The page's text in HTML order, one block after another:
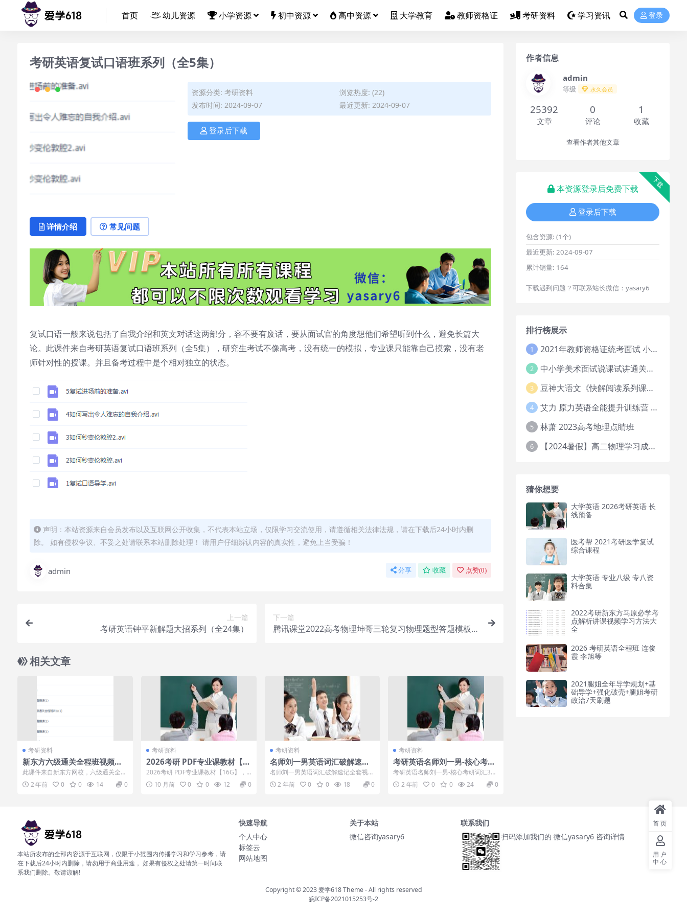
首页 幼儿资源 小学资源 初中资源 高中资源 大学教育 教师资格证 考研资料 学习资讯 登录
考研英语复试口语班系列（全5集）
资源分类: 考研资料
浏览热度: (22)
发布时间: 2024-09-07
最近更新: 2024-09-07
登录后下载
详情介绍 常见问题
复试口语一般来说包括了自我介绍和英文对话这两部分，容不要有废话，要从面试官的角度想他们希望听到什么，避免长篇大
论。此课件来自考研英语复试口语班系列（全5集），研究生考试不像高考，没有统一的模拟，专业课只能靠自己摸索，没有老
师针对性的授课。并且备考过程中是个相对独立的状态。
声明：本站资源来自会员发布以及互联网公开收集，不代表本站立场，仅限学习交流使用，请遵循相关法律法规，请在下载后24小时内删
除。 如有侵权争议、不妥之处请联系本站删除处理！ 请用户仔细辨认内容的真实性，避免上当受骗！
admin 分享 收藏 点赞(0)
上一篇
考研英语钟平新解题大招系列（全24集）
下一篇
腾讯课堂2022高考物理坤哥三轮复习物理题型答题模板直
相关文章
考研资料
新东方六级通关全程班视频课
程
此课件来自新东方网校，六级通关全程
班视频课程。此课件帮助考生掌握六级
英语考试各题...
2 年前 0 0 14 0
考研资料
2026考研 PDF专业课教材【1
6G】
2026考研 PDF专业课教材【16G】，2
026考研 PDF专业课教材【16G...
10 月前 0 0 12 0
考研资料
名师刘一男英语词汇破解速记
全套视频讲解
名师刘一男英语词汇破解速记全套视频
讲解目录：001—20考研英语基础班词
汇速记（...
2 年前 0 0 18 0
考研资料
考研英语名师刘一男-核心考研
词汇3780＋讲义
考研英语名师刘一男-核心考研词汇378
0＋讲义目录：├─01.21考研英语核心
词...2 年前 0 0 24 0
作者信息
admin
等级 永久会员
25392
文章
0
评论
1
收藏
查看作者其他文章
下载
本资源登录后免费下载
登录后下载
包含资源: (1个)
最近更新: 2024-09-07
累计销量: 164
下载遇到问题？可联系站长微信：yasary6
排行榜展示
1 2021年教师资格证统考面试 小学教资资料试讲+答辩
2 中小学美术面试说课试讲通关班14讲（辅助资料第一套）
3 豆神大语文《快解阅读系列课教程完整》
4 艾力 原力英语全能提升训练营 151G网课大合集
5 林萧 2023高考地理点睛班
6 【2024暑假】高二物理学习成长与规划系统1期
猜你想要
大学英语 2026考研英语 长
线预备
医考帮 2021考研医学复试
综合课程
大学英语 专业八级 专八资
料合集
2022考研新东方马原必学考
点解析讲课视频学习方法大
全
2026 考研英语全程班 连俊
霞 李旭等
2021腿姐全年导学规划+基
础导学+强化破壳+腿姐考研
政治7天刷题
本站所发布的全部内容源于互联网，仅限于小范围内传播学习和学习参考，请
在下载后24小时内删除，请勿用于商业用途， 如果有侵权之处请第一时间联
系我们删除。敬请谅解!
快速导航
个人中心
标签云
网站地图
关于本站
微信咨询yasary6
联系我们
扫码添加我们的 微信yasary6 咨询详情
Copyright © 2023爱学618 Theme- All rights reserved
皖ICP备2021015253号-2
首页
用户
中心